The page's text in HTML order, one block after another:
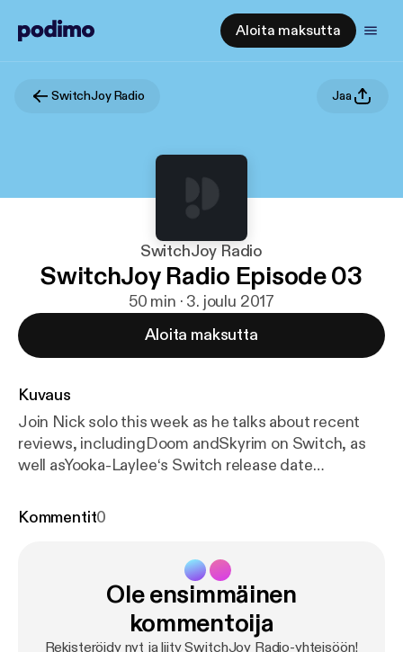
Aloita maksutta
SwitchJoy Radio Jaa
SwitchJoy Radio
SwitchJoy Radio Episode 03
50 min · 3. joulu 2017
Aloita maksutta
Kuvaus
Join Nick solo this week as he talks about recent
reviews, includingDoom andSkyrim on Switch, as
well asYooka-Laylee‘s Switch release date
Nintendo Direct, Super Mario Cereal, and much
Kommentit0
Ole ensimmäinen
kommentoija
Rekisteröidy nyt ja liity SwitchJoy Radio-yhteisöön!